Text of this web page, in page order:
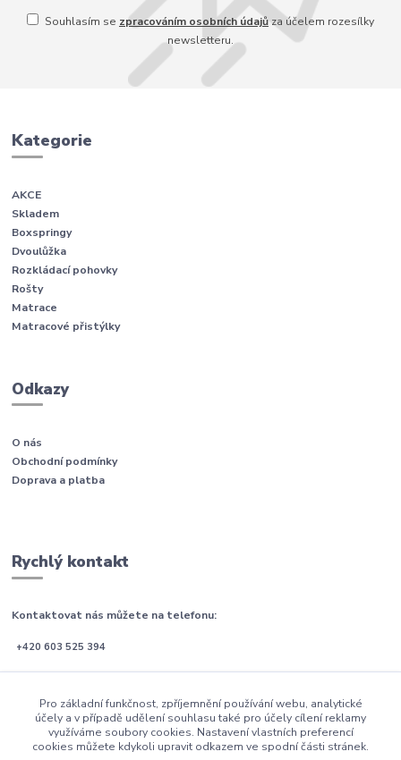
Souhlasím se zpracováním osobních údajůza účelem rozesílky
newsletteru.
Kategorie
AKCE
Skladem
Boxspringy
Dvoulůžka
Rozkládací pohovky
Rošty
Matrace
Matracové přistýlky
Odkazy
O nás
Obchodní podmínky
Doprava a platba
Rychlý kontakt
Kontaktovat nás můžete na telefonu:
+420 603 525 394
So-Ne (09:00 - 21:00)
email: info@postele-blanar.cz
Pro základní funkčnost, zpříjemnění používání webu, analytické
účely a v případě udělení souhlasu také pro účely cílení reklamy
využíváme soubory cookies. Nastavení vlastních preferencí
cookies můžete kdykoli upravit odkazem ve spodní části stránek.